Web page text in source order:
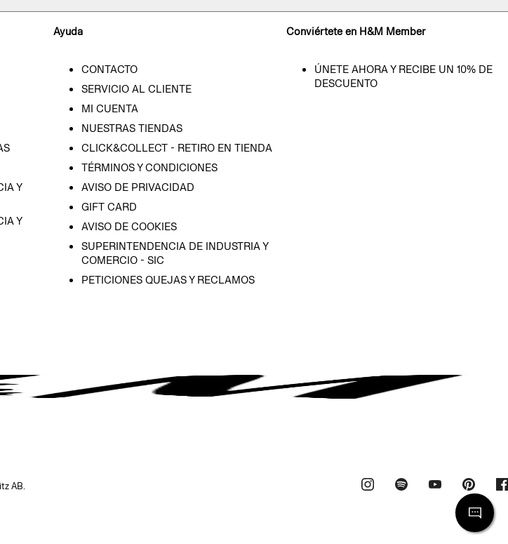
Y
Y
Ayuda
CONTACTO
SERVICIO AL CLIENTE
MI CUENTA
NUESTRAS TIENDAS
CLICK&COLLECT - RETIRO EN TIENDA
TÉRMINOS Y CONDICIONES
AVISO DE PRIVACIDAD
GIFT CARD
AVISO DE COOKIES
SUPERINTENDENCIA DE INDUSTRIA Y
COMERCIO - SIC
PETICIONES QUEJAS Y RECLAMOS
Conviértete en H&M Member
ÚNETE AHORA Y RECIBE UN 10% DE
DESCUENTO
AB.